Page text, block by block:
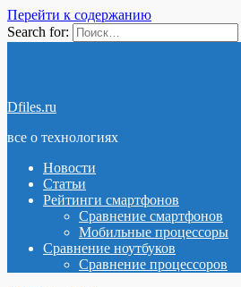
Перейти к содержанию
Search for:
Dfiles.ru
все о технологиях
Новости
Статьи
Рейтинги смартфонов
Сравнение смартфонов
Мобильные процессоры
Сравнение ноутбуков
Сравнение процессоров